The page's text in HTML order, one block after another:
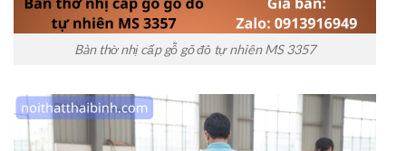
Bàn thờ nhị cấp gỗ gõ đỏ tự nhiên MS 3357